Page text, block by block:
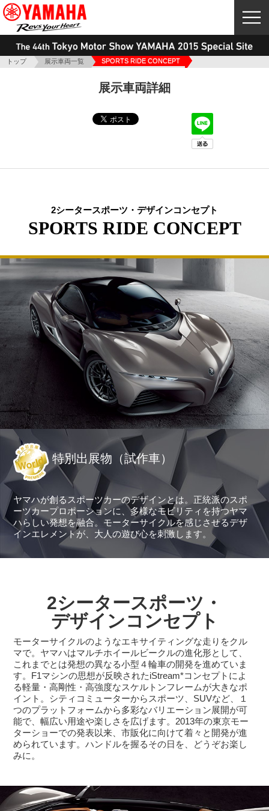
トップ 展示車両一覧 SPORTS RIDE CONCEPT
展示車両詳細
2シータースポーツ・デザインコンセプト
SPORTS RIDE CONCEPT
特別出展物（試作車）
ヤマハが創るスポーツカーのデザインとは。正統派のスポ
ーツカープロポーションに、多様なモビリティを持つヤマ
ハらしい発想を融合。モーターサイクルを感じさせるデザ
インエレメントが、大人の遊び心を刺激します。
2シータースポーツ・
デザインコンセプト
モーターサイクルのようなエキサイティングな走りをクル
マで。ヤマハはマルチホイールビークルの進化形として、
これまでとは発想の異なる小型４輪車の開発を進めていま
す。F1マシンの思想が反映されたiStream*コンセプトによ
る軽量・高剛性・高強度なスケルトンフレームが大きなポ
イント。シティコミューターからスポーツ、SUVなど、１
つのプラットフォームから多彩なバリエーション展開が可
能で、幅広い用途や楽しさを広げます。2013年の東京モー
ターショーでの発表以来、市販化に向けて着々と開発が進
められています。ハンドルを握るその日を、どうぞお楽し
みに。